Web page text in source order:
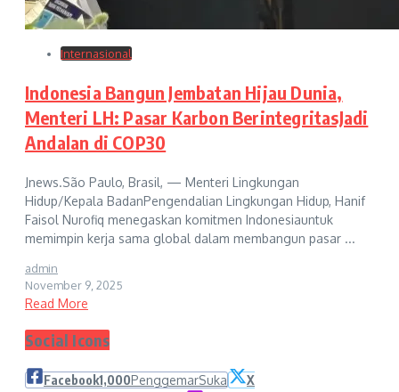
Internasional
Indonesia Bangun Jembatan Hijau Dunia,
Menteri LH: Pasar Karbon BerintegritasJadi
Andalan di COP30
Jnews.São Paulo, Brasil, — Menteri Lingkungan
Hidup/Kepala BadanPengendalian Lingkungan Hidup, Hanif
Faisol Nurofiq menegaskan komitmen Indonesiauntuk
memimpin kerja sama global dalam membangun pasar ...
admin
November 9, 2025
Read More
Social Icons
Facebook1,000PenggemarSuka
X